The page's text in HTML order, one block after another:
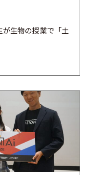
生物の授業で「土